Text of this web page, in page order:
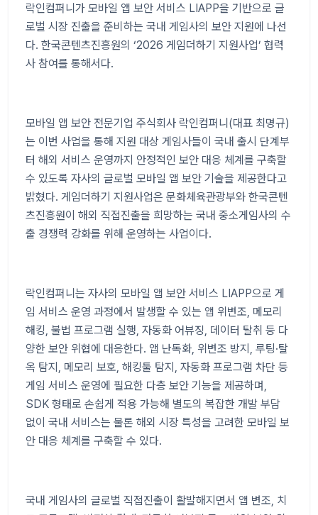
락인컴퍼니가 모바일 앱 보안 서비스 LIAPP을 기반으로 글
로벌 시장 진출을 준비하는 국내 게임사의 보안 지원에 나선
다. 한국콘텐츠진흥원의 ‘2026 게임더하기 지원사업’ 협력
사 참여를 통해서다.
모바일 앱 보안 전문기업 주식회사 락인컴퍼니 (대표 최명규)
는 이번 사업을 통해 지원 대상 게임사들이 국내 출시 단계부
터 해외 서비스 운영까지 안정적인 보안 대응 체계를 구축할
수 있도록 자사의 글로벌 모바일 앱 보안 기술을 제공한다고
밝혔다. 게임더하기 지원사업은 문화체육관광부와 한국콘텐
츠진흥원이 해외 직접진출을 희망하는 국내 중소게임사의 수
출 경쟁력 강화를 위해 운영하는 사업이다.
락인컴퍼니는 자사의 모바일 앱 보안 서비스 LIAPP으로 게
임 서비스 운영 과정에서 발생할 수 있는 앱 위변조 메모리
해킹 불법 프로그램 실행 자동화 어뷰징 데이터 탈취 등 다
양한 보안 위협에 대응한다. 앱 난독화 위변조 방지 루팅·탈
옥 탐지
메모리 보호 해킹툴 탐지
자동화 프로그램 차단 등
게임 서비스 운영에 필요한 다층 보안 기능을 제공하며
SDK 형태로 손쉽게 적용 가능해 별도의 복잡한 개발 부담
없이 국내 서비스는 물론 해외 시장 특성을 고려한 모바일 보
안 대응 체계를 구축할 수 있다.
국내 게임사의 글로벌 직접진출이 활발해지면서 앱 변조 치